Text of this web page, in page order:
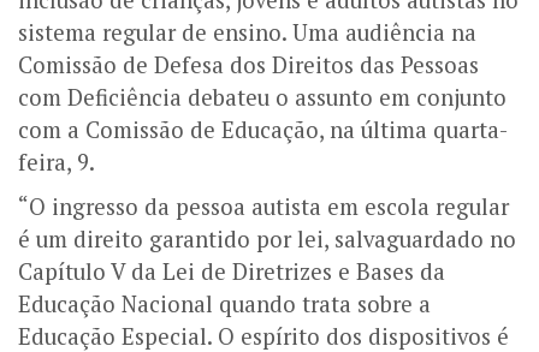
sistema regular de ensino. Uma audiência na
Comissão de Defesa dos Direitos das Pessoas
com Deficiência debateu o assunto em conjunto
com a Comissão de Educação, na última quarta-
feira, 9.
“O ingresso da pessoa autista em escola regular
é um direito garantido por lei, salvaguardado no
Capítulo V da Lei de Diretrizes e Bases da
Educação Nacional quando trata sobre a
Educação Especial. O espírito dos dispositivos é